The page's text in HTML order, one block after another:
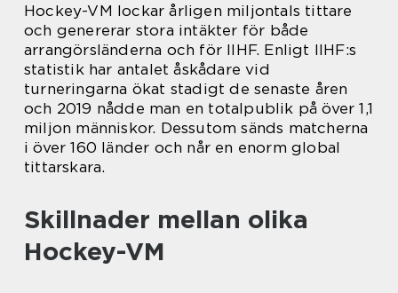
Hockey-VM lockar årligen miljontals tittare
och genererar stora intäkter för både
arrangörsländerna och för IIHF. Enligt IIHF:s
statistik har antalet åskådare vid
turneringarna ökat stadigt de senaste åren
och 2019 nådde man en totalpublik på över 1,1
miljon människor. Dessutom sänds matcherna
i över 160 länder och når en enorm global
tittarskara.
Skillnader mellan olika
Hockey-VM